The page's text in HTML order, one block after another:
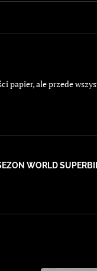
papier, ale przede
WORLD